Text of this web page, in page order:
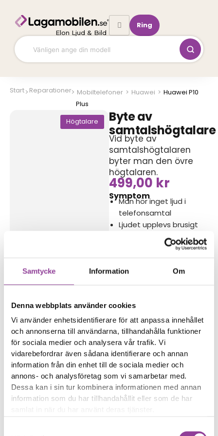
Samtycke Information Om
Denna webbplats använder cookies
Vi använder enhetsidentifierare för att anpassa innehållet
och annonserna till användarna, tillhandahålla funktioner
för sociala medier och analysera vår trafik. Vi
vidarebefordrar även sådana identifierare och annan
information från din enhet till de sociala medier och
annons- och analysföretag som vi samarbetar med.
Dessa kan i sin tur kombinera informationen med annan
information som du har tillhandahållit eller som de har
samlat in när du har använt deras tjänster.
innehåll
Elon Ljud & Bild
Ring
Start Reparationer Mobiltelefoner > Huawei > Huawei P10
Plus
Högtalare
Byte av
samtalshögtalare
Vid byte av
samtalshögtalaren
byter man den övre
högtalaren.
499,00 kr
Symptom
Man hör inget ljud i
telefonsamtal
Ljudet upplevs brusigt
minuter
Fler reparationer för samma
modell
Data Recovery599,00kr
Vattenskadebehandling 499,00kr
Felsökning299,00kr